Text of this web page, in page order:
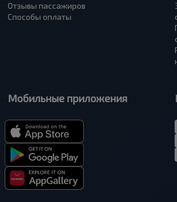
Отзывы пассажиров
Способы оплаты
Мобильные приложения